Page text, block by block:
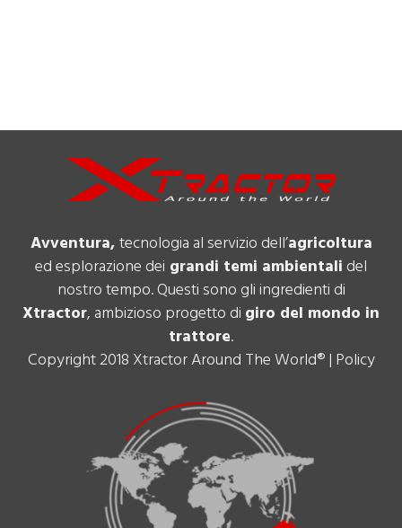
Avventura,tecnologia al servizio dell’agricoltura
ed esplorazione dei grandi temi ambientalidel
nostro tempo. Questi sono gli ingredienti di
Xtractor, ambizioso progetto di giro del mondo in
trattore.
Copyright 2018 Xtractor Around The World® | Policy